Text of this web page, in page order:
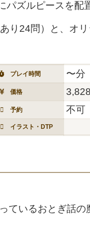
ズルピースを配
り24問）と、オ
プレイ時間 〜分
価格
予約 不可
イラスト・DTP
いるおとぎ話の